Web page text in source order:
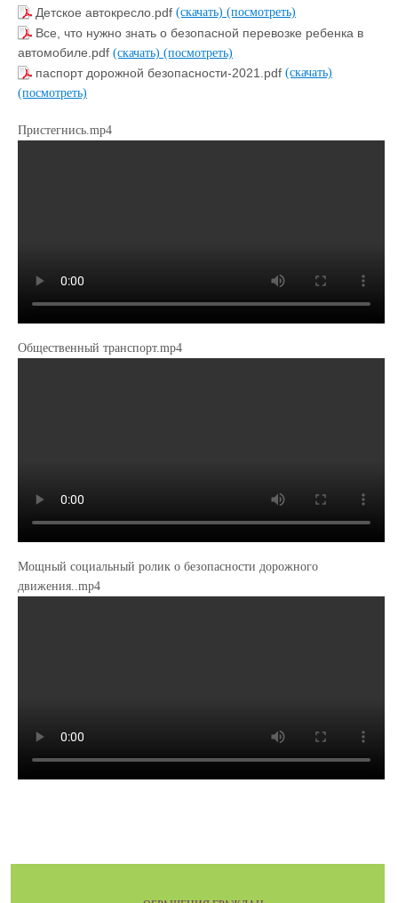
Детское автокресло.pdf (скачать) (посмотреть)
Все, что нужно знать о безопасной перевозке ребенка в
автомобиле.pdf (скачать) (посмотреть)
паспорт дорожной безопасности-2021.pdf (скачать)
(посмотреть)
Пристегнись.mp4
Общественный транспорт.mp4
Мощный социальный ролик о безопасности дорожного
движения..mp4